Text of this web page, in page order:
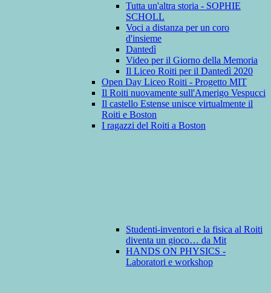
Tutta un'altra storia - SOPHIE
SCHOLL
Voci a distanza per un coro
d'insieme
Dantedì
Video per il Giorno della Memoria
Il Liceo Roiti per il Dantedì 2020
Open Day Liceo Roiti - Progetto MIT
Il Roiti nuovamente sull'Amerigo Vespucci
Il castello Estense unisce virtualmente il
Roiti e Boston
I ragazzi del Roiti a Boston
Studenti-inventori e la fisica al Roiti
diventa un gioco… da Mit
HANDS ON PHYSICS -
Laboratori e workshop